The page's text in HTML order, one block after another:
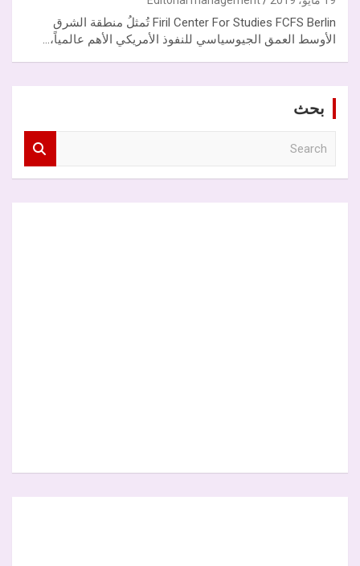
Firil Center For Studies FCFS Berlin تُمثلُ منطقة الشرق
الأوسط العمق الجيوسياسي للنفوذ الأمريكي الأهم عالمياً،…
بحث